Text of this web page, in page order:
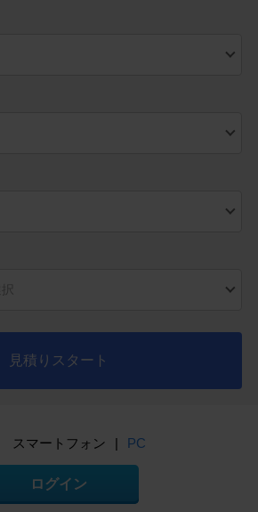
見積りスタート
スマートフォン PC
ログイン